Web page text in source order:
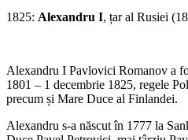
1825: Alexandru I, țar al Rusiei
Alexandru I Pavlovici Romanov a
1801 – 1 decembrie 1825, regele
precum și Mare Duce al Finlandei.
Alexandru s-a născut în 1777 la